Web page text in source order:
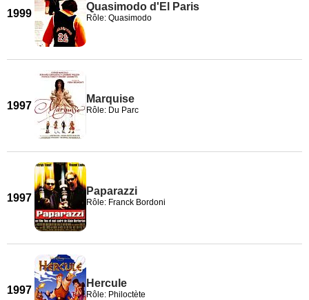
1999
Quasimodo d'El Paris
Rôle: Quasimodo
1997
Marquise
Rôle: Du Parc
1997
Paparazzi
Rôle: Franck Bordoni
1997
Hercule
Rôle: Philoctète